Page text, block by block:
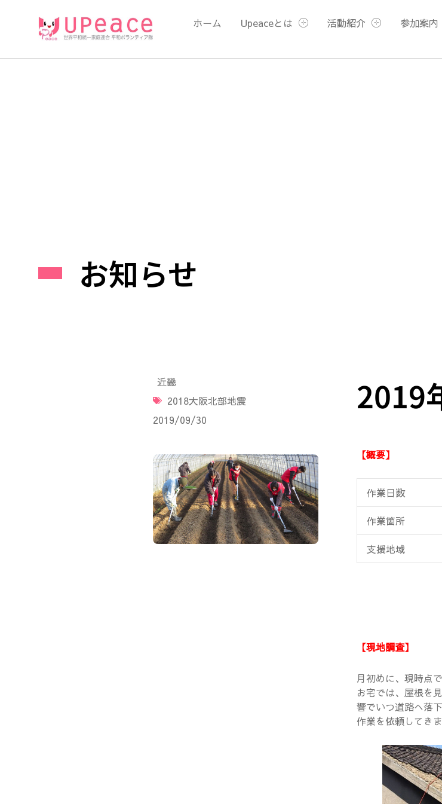
ホーム Upeaceとは 活動紹介 参加案内
お知らせ
近畿
2018大阪北部地震
2019/09/30
2019
【概要】
作業日数
作業箇所
支援地域
【現地調査】
月初めに、現時点
お宅では、屋根を
響でいつ道路へ落
作業を依頼してきま